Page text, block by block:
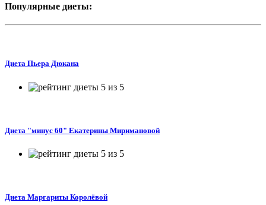
Популярные диеты:
Диета Пьера Дюкана
Диета "минус 60" Екатерины Миримановой
Диета Маргариты Королёвой